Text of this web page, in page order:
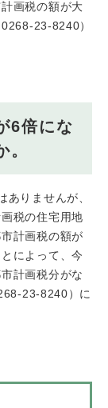
画税の額が大
23-8240）
6倍にな
。
ありませんが、
税の住宅用地
計画税の額が
によって、今
計画税分がな
23-8240）に